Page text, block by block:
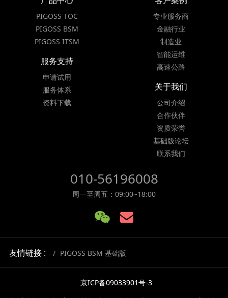
PIGOSS TOC
PIGOSS BSM
PIGOSS ITSM
专业服务商
金融行业
制造业
智能运维
高速公路
服务支持
申请试用
服务体系
资料下载
关于我们
公司介绍
合作伙伴
资质荣誉
基础版论坛
联系我们
010-56196008
周一至周五：09:00~18:00
友情链接 : PIGOSS BSM 基础版
京ICP备09033901号-3